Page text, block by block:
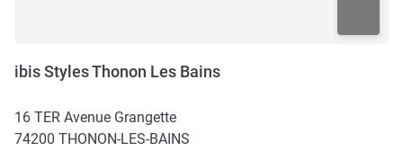
ibis Styles Thonon Les Bains
16 TER Avenue Grangette
74200 THONON-LES-BAINS